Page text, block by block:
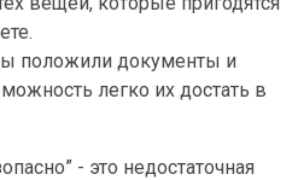
положили документы и
легко их достать в
- это недостаточная